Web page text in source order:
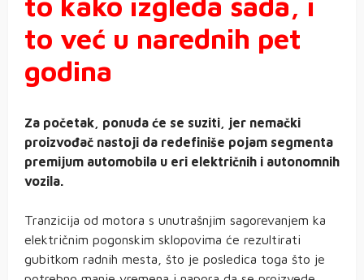
to već u narednih pet
godina
Za početak, ponuda će se suziti, jer nemački
proizvođač nastoji da redefiniše pojam segmenta
premijum automobila u eri električnih i autonomnih
vozila.
Tranzicija od motora s unutrašnjim sagorevanjem ka
električnim pogonskim sklopovima će rezultirati
gubitkom radnih mesta, što je posledica toga što je